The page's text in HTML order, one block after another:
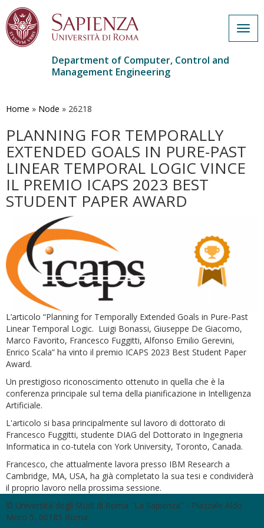
main
Department of Computer, Control and
Management Engineering
Home » Node » 26218
PLANNING FOR TEMPORALLY
EXTENDED GOALS IN PURE-PAST
LINEAR TEMPORAL LOGIC VINCE
IL PREMIO ICAPS 2023 BEST
STUDENT PAPER AWARD
L’articolo “Planning for Temporally Extended Goals in Pure-Past
Linear Temporal Logic. Luigi Bonassi, Giuseppe De Giacomo,
Marco Favorito, Francesco Fuggitti, Alfonso Emilio Gerevini,
Enrico Scala” ha vinto il premio ICAPS 2023 Best Student Paper
Award.
Un prestigioso riconoscimento ottenuto in quella che è la
conferenza principale sul tema della pianificazione in Intelligenza
Artificiale.
L'articolo si basa principalmente sul lavoro di dottorato di
Francesco Fuggitti, studente DIAG del Dottorato in Ingegneria
Informatica in co-tutela con York University, Toronto, Canada.
Francesco, che attualmente lavora presso IBM Research a
Cambridge, MA, USA, ha già completato la sua tesi e condividerà
il proprio lavoro nella prossima sessione.
© Università degli Studi di Roma "La Sapienza" - Piazzale Aldo
Moro 5, 00185 Roma